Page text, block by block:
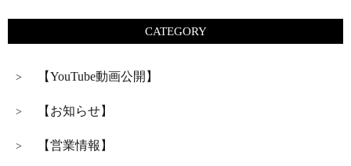
CATEGORY
> 【YouTube動画公開】
> 【お知らせ】
> 【営業情報】